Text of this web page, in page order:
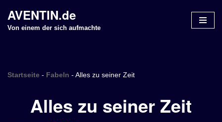
Z
n
AVENTIN.de
Von einem der sich aufmachte
Startseite - Fabeln - Alles zu seiner Zeit
Alles zu seiner Zeit